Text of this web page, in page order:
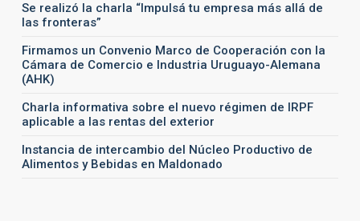
Se realizó la charla “Impulsá tu empresa más allá de
las fronteras”
Firmamos un Convenio Marco de Cooperación con la
Cámara de Comercio e Industria Uruguayo-Alemana
(AHK)
Charla informativa sobre el nuevo régimen de IRPF
aplicable a las rentas del exterior
Instancia de intercambio del Núcleo Productivo de
Alimentos y Bebidas en Maldonado